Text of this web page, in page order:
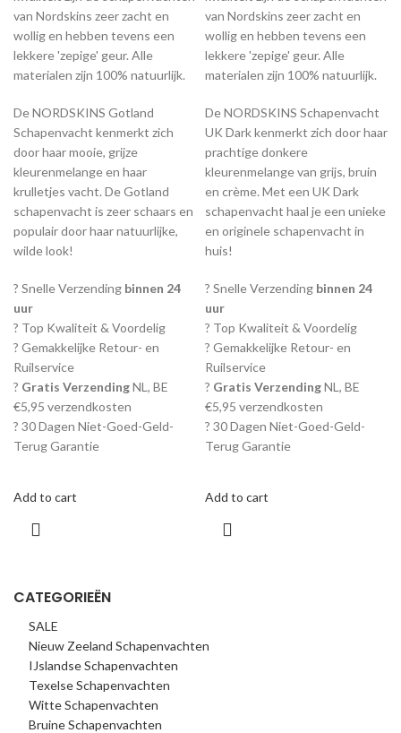
CATEGORIEËN
SALE
Nieuw Zeeland Schapenvachten
IJslandse Schapenvachten
Texelse Schapenvachten
Witte Schapenvachten
Bruine Schapenvachten
van Nordskins zeer zacht en
wollig en hebben tevens een
lekkere 'zepige' geur. Alle
materialen zijn 100% natuurlijk.
De NORDSKINS Gotland
Schapenvacht kenmerkt zich
door haar mooie, grijze
kleurenmelange en haar
krulletjes vacht. De Gotland
schapenvacht is zeer schaars en
populair door haar natuurlijke,
wilde look!
? Snelle Verzending binnen 24
uur
? Top Kwaliteit & Voordelig
? Gemakkelijke Retour- en
Ruilservice
? Gratis VerzendingNL, BE
€5,95 verzendkosten
? 30 Dagen Niet-Goed-Geld-
Terug Garantie
Add to cart
van Nordskins zeer zacht en
wollig en hebben tevens een
lekkere 'zepige' geur. Alle
materialen zijn 100% natuurlijk.
De NORDSKINS Schapenvacht
UK Dark kenmerkt zich door haar
prachtige donkere
kleurenmelange van grijs, bruin
en crème. Met een UK Dark
schapenvacht haal je een unieke
en originele schapenvacht in
huis!
? Snelle Verzending binnen 24
uur
? Top Kwaliteit & Voordelig
? Gemakkelijke Retour- en
Ruilservice
? Gratis VerzendingNL, BE
€5,95 verzendkosten
? 30 Dagen Niet-Goed-Geld-
Terug Garantie
Add to cart